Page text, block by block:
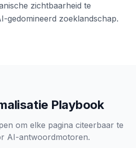
zichtbaarheid te
gedomineerd zoeklandschap.
Playbook
om elke pagina citeerbaar te
AI-antwoordmotoren.